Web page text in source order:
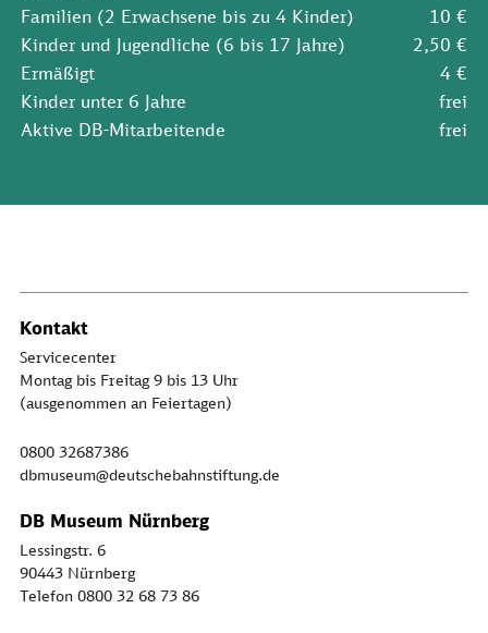
Familien (2 Erwachsene bis zu 4 Kinder)
10 €
Kinder und Jugendliche (6 bis 17 Jahre)
2,50 €
Ermäßigt
4 €
Kinder unter 6 Jahre
frei
Aktive DB-Mitarbeitende
frei
Kontakt
Servicecenter
Montag bis Freitag 9 bis 13 Uhr
(ausgenommen an Feiertagen)
0800 32687386
dbmuseum@deutschebahnstiftung.de
DB Museum Nürnberg
Lessingstr. 6
90443 Nürnberg
Telefon 0800 32 68 73 86